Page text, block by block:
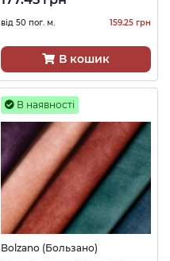
від 50 пог. м. 159.25 грн
В кошик
В наявності
Bolzano (Бользано)